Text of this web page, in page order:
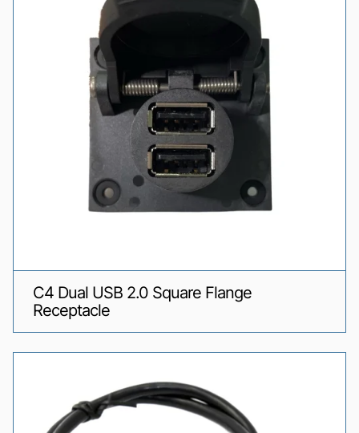
C4 Dual USB 2.0 Square Flange
Receptacle